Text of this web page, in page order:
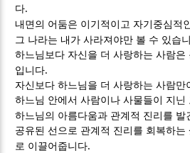
다.
내면의 어둠은 이기적이고 자기중심적
그 나라는 내가 사라져야만 볼 수 있습
하느님보다 자신을 더 사랑하는 사람은
입니다.
자신보다 하느님을 더 사랑하는 사람만
하느님 안에서 사람이나 사물들이 지
하느님의 아름다움과 관계적 진리를 발
공유된 선으로 관계적 진리를 회복하는
로 이끌어줍니다.